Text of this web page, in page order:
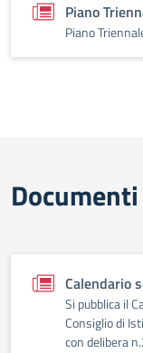
Piano
Piano
Calendario
Si pubblica il
Consiglio di
con delibera